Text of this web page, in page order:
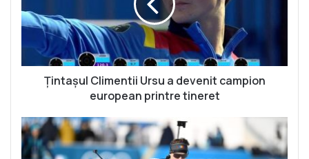
a
ș
l
C
e
n
t
Țintașul Climentii Ursu a devenit campion
european printre tineret
M
a
k